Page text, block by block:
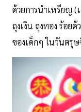
ด้วยการนำเหรียญ (
ถุงเงิน ถุงทอง ร้อย
ของเด็กๆ ในวันตรุ